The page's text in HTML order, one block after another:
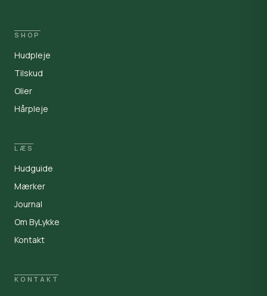
SHOP
Hudpleje
Tilskud
Olier
Hårpleje
LÆS
Hudguide
Mærker
Journal
Om ByLykke
Kontakt
KONTAKT